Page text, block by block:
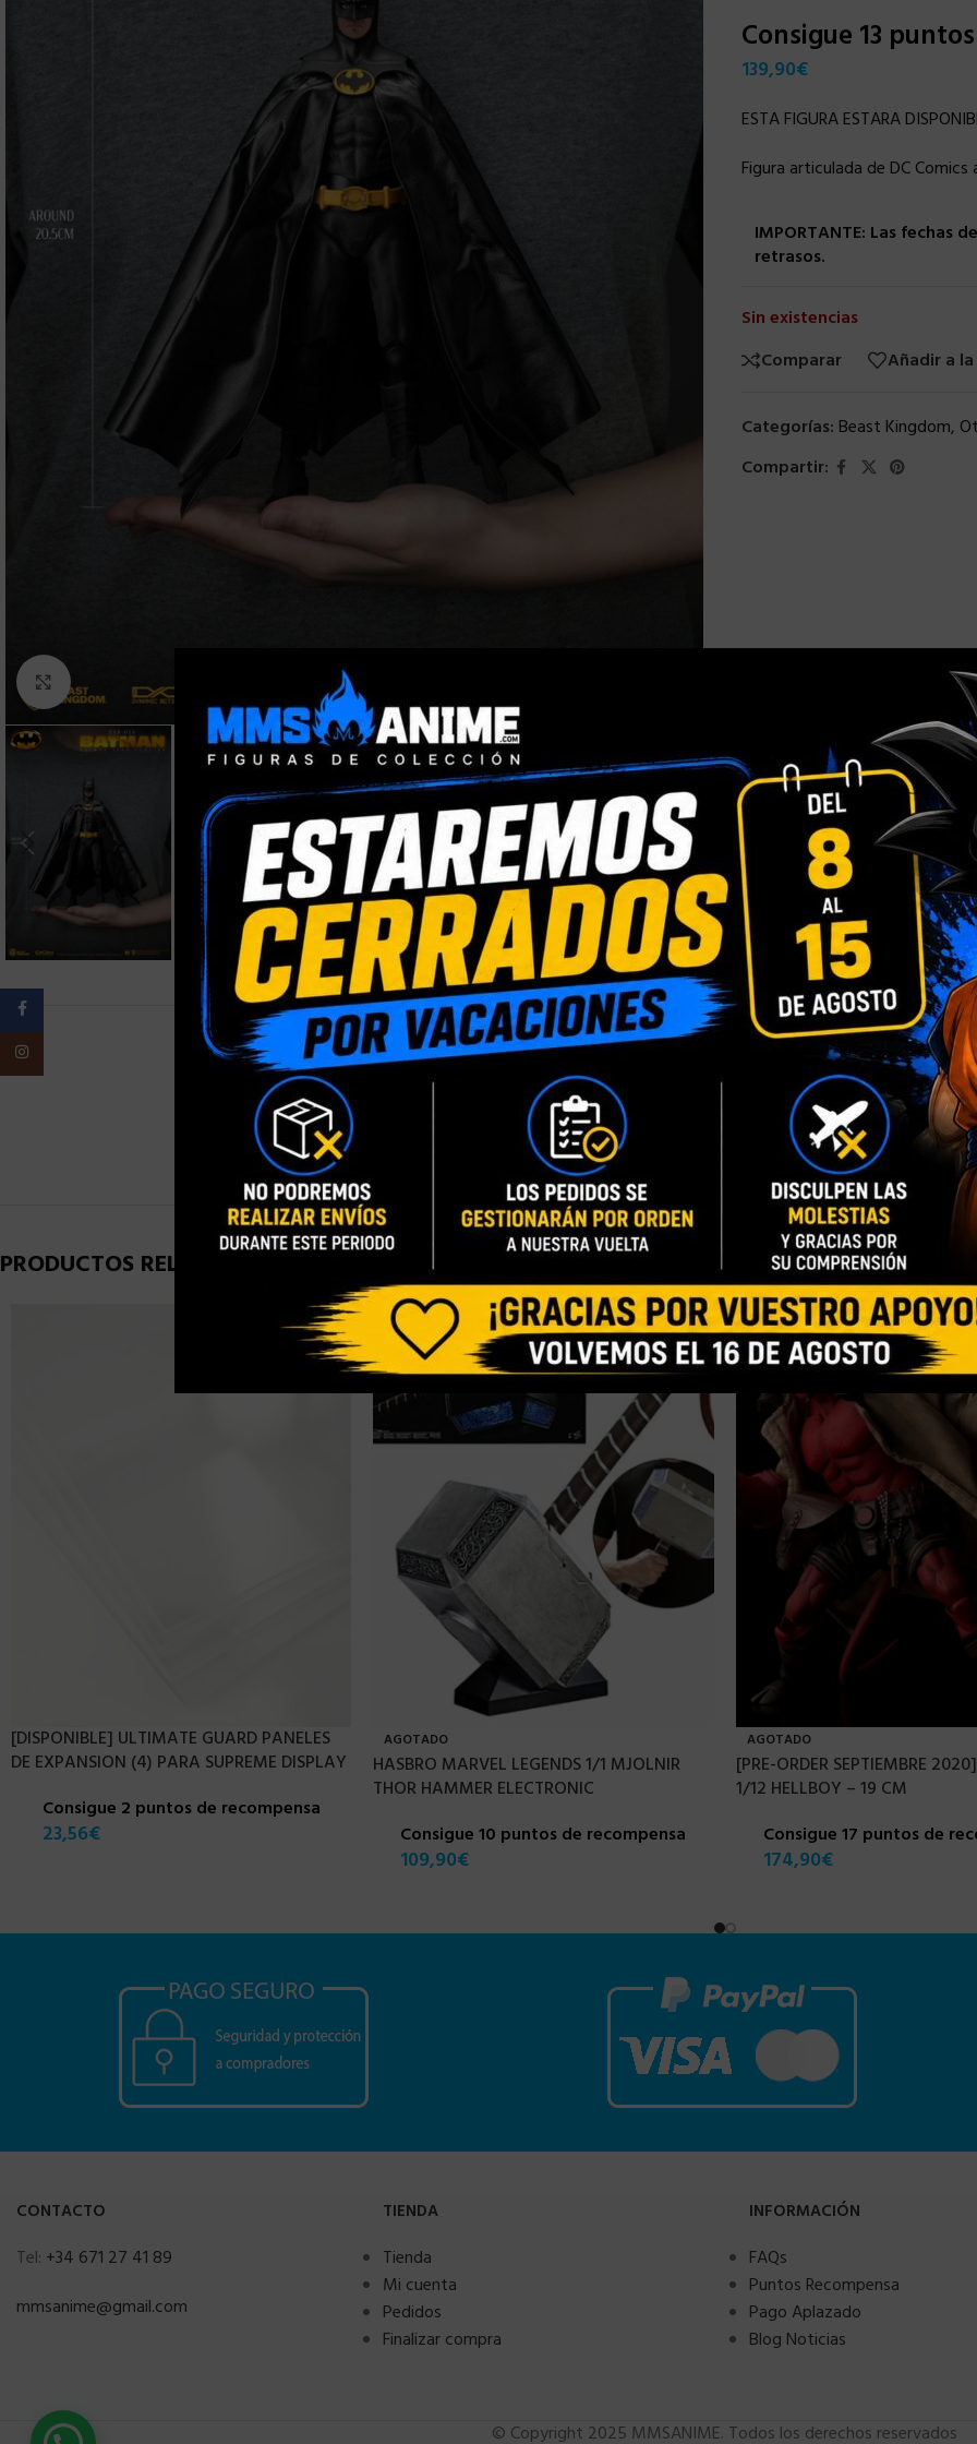
Clic para ampliar
Consigue 13
139,90€
ESTA FIGURA ESTARA
Figura articulada de DC
IMPORTANTE: Las fechas
retrasos.
Sin existencias
Comparar
Añadir a
Categorías: Beast Kingdom,
Compartir:
INFORMACIÓN ADICIONAL
PRODUCTOS RELACIONADOS
[DISPONIBLE] ULTIMATE GUARD PANELES
DE EXPANSION (4) PARA SUPREME DISPLAY
Consigue 2 puntos de recompensa
23,56€
AGOTADO
HASBRO MARVEL LEGENDS 1/1 MJOLNIR
THOR HAMMER ELECTRONIC
Consigue 10 puntos de recompensa
109,90€
AGOTADO
[PRE-ORDER SEPTIEMBRE
1/12 HELLBOY – 19 CM
Consigue 17 puntos de
174,90€
CONTACTO
Tel: +34 671 27 41 89
mmsanime@gmail.com
TIENDA
Tienda
Mi cuenta
Pedidos
Finalizar compra
INFORMACIÓN
FAQs
Puntos Recompensa
Pago Aplazado
Blog Noticias
© Copyright 2025 MMSANIME. Todos los derechos reservados